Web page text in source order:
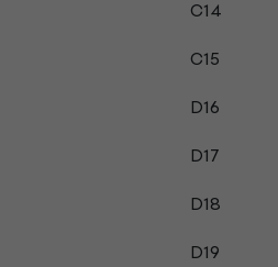
C14
C15
D16
D17
D18
D19